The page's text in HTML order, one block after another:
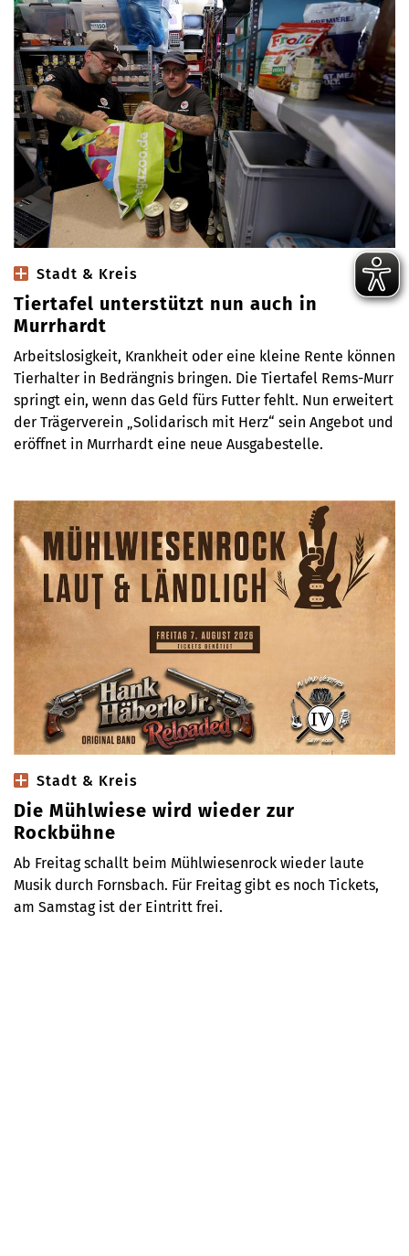
Stadt & Kreis
Tiertafel unterstützt nun auch in
Murrhardt
Arbeitslosigkeit, Krankheit oder eine kleine Rente können
Tierhalter in Bedrängnis bringen. Die Tiertafel Rems-Murr
springt ein, wenn das Geld fürs Futter fehlt. Nun erweitert
der Trägerverein „Solidarisch mit Herz“ sein Angebot und
eröffnet in Murrhardt eine neue Ausgabestelle.
Stadt & Kreis
Die Mühlwiese wird wieder zur
Rockbühne
Ab Freitag schallt beim Mühlwiesenrock wieder laute
Musik durch Fornsbach. Für Freitag gibt es noch Tickets,
am Samstag ist der Eintritt frei.